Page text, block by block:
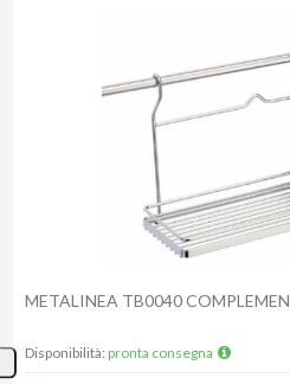
METALINEA TB0040
Disponibilità: pronta consegna